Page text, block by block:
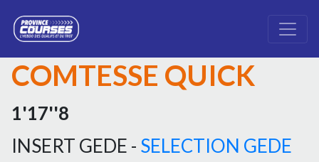
COMTESSE QUICK
1'17''8
INSERT GEDE - SELECTION GEDE